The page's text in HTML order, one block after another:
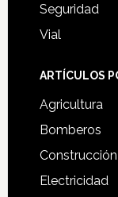
Seguridad
Vial
ARTÍCULOS
Agricultura
Bomberos
Construcción
Electricidad